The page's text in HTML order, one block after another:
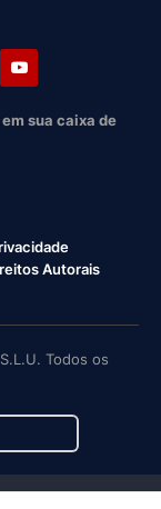
sua caixa de
Autorais
Todos os